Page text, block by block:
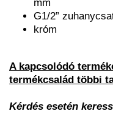
mm
G1/2”
króm
A kapcsolódó
termékcsalád többi
Kérdés esetén